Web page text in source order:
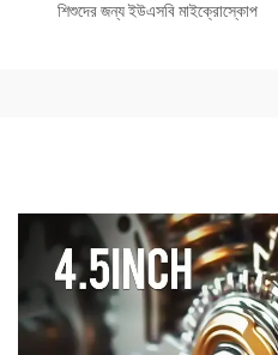
শিশুদের জন্য ইউএসবি মাইক্রোস্কোপ